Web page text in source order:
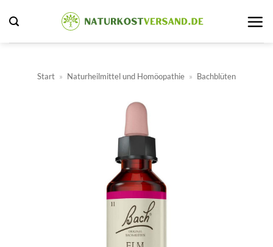
Inhalt
springen
Start » Naturheilmittel und Homöopathie » Bachblüten